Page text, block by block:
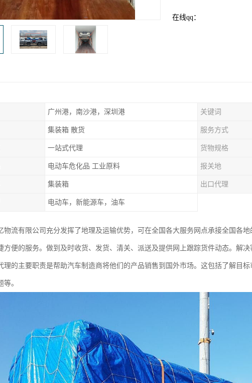
在线qq：
广州港，南沙港，深圳港 关键词
集装箱 散货 服务方式
一站式代理 货物规格
电动车危化品 工业原料 报关地
集装箱 出口代理
电动车，新能源车，油车
物流有限公司充分发挥了地理及运输优势，可在全国各大服务网点承接全国各
方便的服务。做到及时收货、发货、清关、派送及提供网上跟踪货件动态。解决
理的主要职责是帮助汽车制造商将他们的产品销售到国外市场。这包括了解目
。